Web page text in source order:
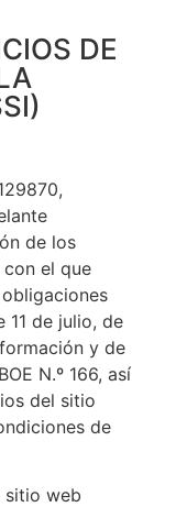
DE
de los
el que
11 de julio, de
y de
N.º 166, así
del sitio
de
sitio web